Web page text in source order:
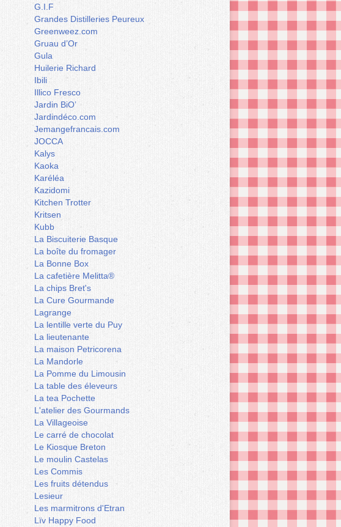
G.I.F
Grandes Distilleries Peureux
Greenweez.com
Gruau d’Or
Gula
Huilerie Richard
Ibili
Illico Fresco
Jardin BiO’
Jardindéco.com
Jemangefrancais.com
JOCCA
Kalys
Kaoka
Karéléa
Kazidomi
Kitchen Trotter
Kritsen
Kubb
La Biscuiterie Basque
La boîte du fromager
La Bonne Box
La cafetière Melitta®
La chips Bret's
La Cure Gourmande
Lagrange
La lentille verte du Puy
La lieutenante
La maison Petricorena
La Mandorle
La Pomme du Limousin
La table des éleveurs
La tea Pochette
L'atelier des Gourmands
La Villageoise
Le carré de chocolat
Le Kiosque Breton
Le moulin Castelas
Les Commis
Les fruits détendus
Lesieur
Les marmitrons d'Etran
Lïv Happy Food